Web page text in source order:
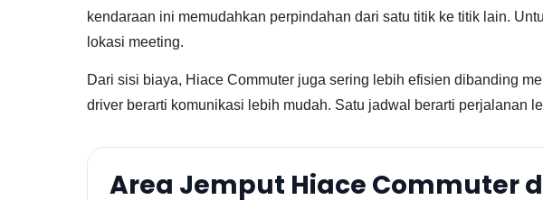
kendaraan ini memudahkan perpindahan dari satu titik ke titik lain.
lokasi meeting.
Dari sisi biaya, Hiace Commuter juga sering lebih efisien dibanding
driver berarti komunikasi lebih mudah. Satu jadwal berarti perjalanan
Area Jemput Hiace Commuter